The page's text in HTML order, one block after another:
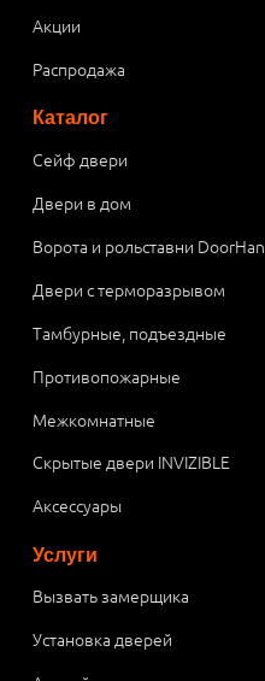
Акции
Распродажа
Каталог
Сейф двери
Двери в дом
Ворота и рольставни DoorHan
Двери с терморазрывом
Тамбурные, подъездные
Противопожарные
Межкомнатные
Скрытые двери INVIZIBLE
Аксессуары
Услуги
Вызвать замерщика
Установка дверей